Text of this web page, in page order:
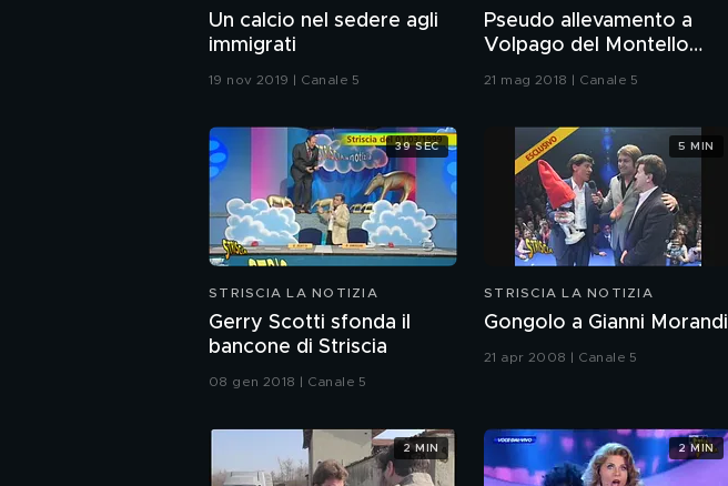
Un calcio nel sedere agli
immigrati
19 nov 2019 | Canale 5
Pseudo allevamento a
Volpago del Montello
21 mag 2018 | Canale 5
STRISCIA LA NOTIZIA
Gerry Scotti sfonda il
bancone di Striscia
08 gen 2018 | Canale 5
39 SEC
STRISCIA LA NOTIZIA
Gongolo a Gianni Morandi
21 apr 2008 | Canale 5
5 MIN
2 MIN 2 MIN